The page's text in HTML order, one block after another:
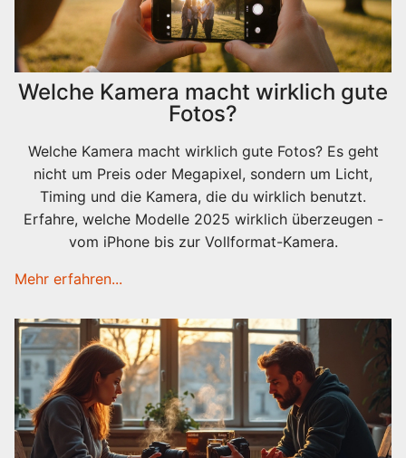
Welche Kamera macht wirklich gute
Fotos?
Welche Kamera macht wirklich gute Fotos? Es geht
nicht um Preis oder Megapixel, sondern um Licht,
Timing und die Kamera, die du wirklich benutzt.
Erfahre, welche Modelle 2025 wirklich überzeugen -
vom iPhone bis zur Vollformat-Kamera.
Mehr erfahren...